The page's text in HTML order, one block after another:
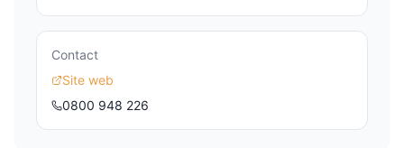
Contact
Site web
0800 948 226